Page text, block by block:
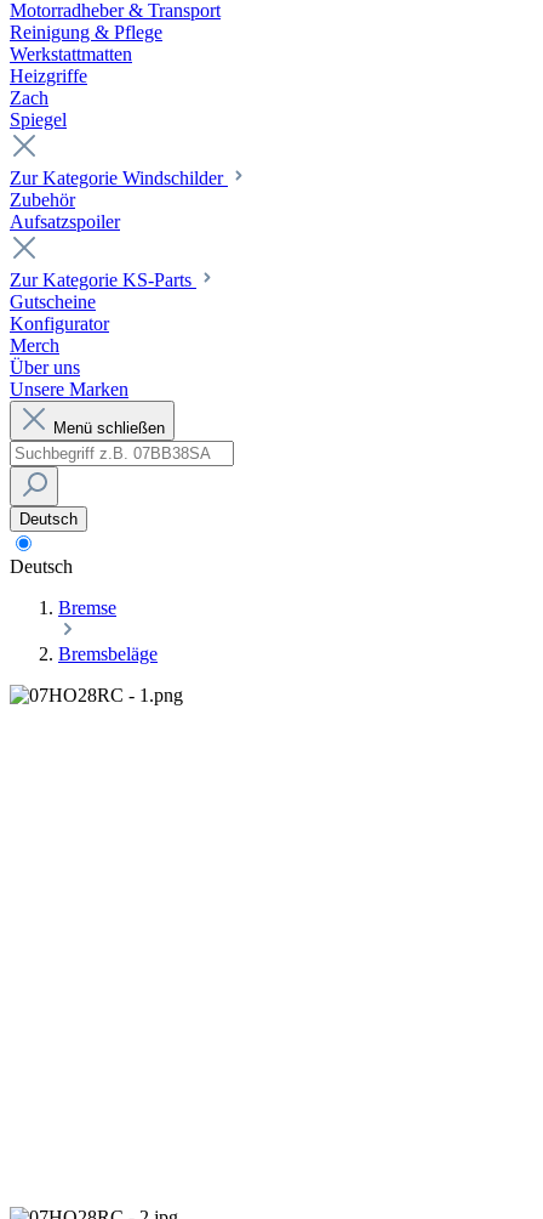
Motorradheber & Transport
Reinigung & Pflege
Werkstattmatten
Heizgriffe
Zach
Spiegel
Zur Kategorie Windschilder
Zubehör
Aufsatzspoiler
Zur Kategorie KS-Parts
Gutscheine
Konfigurator
Merch
Über uns
Unsere Marken
Menü schließen
Deutsch
Deutsch
Bremse
Bremsbeläge